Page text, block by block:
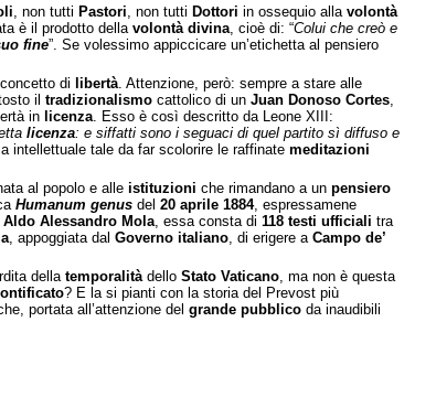
, non tutti Pastori, non tutti Dottori in ossequio alla volontà
è il prodotto della volontà divina, cioè di: “Colui che creò e
fine”. Se volessimo appiccicare un’etichetta al pensiero
di libertà. Attenzione, però: sempre a stare alle
il tradizionalismo cattolico di un Juan Donoso Cortes,
in licenza. Esso è così descritto da Leone XIII:
licenza: e siffatti sono i seguaci di quel partito sì diffuso e
intellettuale tale da far scolorire le raffinate meditazioni
al popolo e alle istituzioni che rimandano a un pensiero
Humanum genus del 20 aprile 1884, espressamene
Aldo Alessandro Mola, essa consta di 118 testi ufficiali tra
, appoggiata dal Governo italiano, di erigere a Campo de’
dellatemporalitàdello Stato Vaticano, ma non è questa
? E la si pianti con la storia del Prevost più
portata all’attenzione del grande pubblico da inaudibili